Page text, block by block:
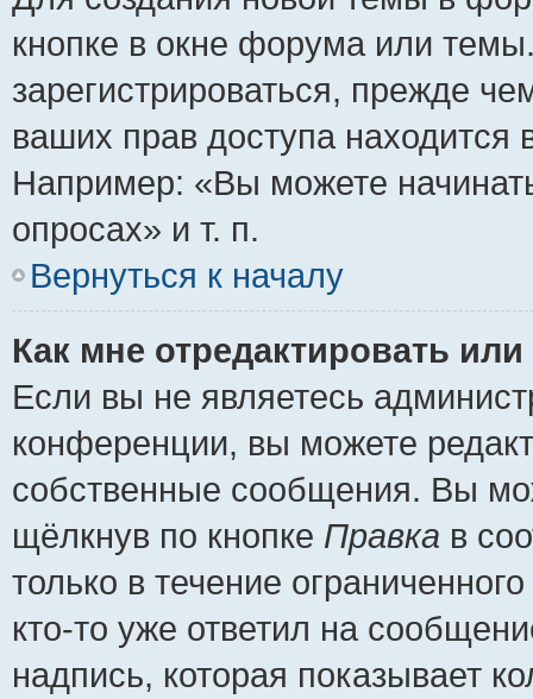
кнопке в окне форума или
зарегистрироваться, прежде
ваших прав доступа
Например: «Вы можете
опросах» и т. п.
Вернуться к началу
Как мне отредактировать
Если вы не являетесь
конференции, вы можете
собственные сообщения. Вы
щёлкнув по кнопке Правка в
только в течение
кто-то уже ответил на
надпись, которая показывает